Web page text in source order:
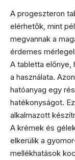
A progeszteron
elérhetők, mint
megvannak a
érdemes
A tabletta előnye,
a használata.
hatóanyag egy
hatékonyságot.
alkalmazott
A krémek és
elkerülik a
mellékhatások